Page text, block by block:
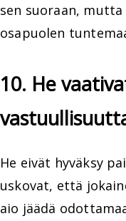
sen suoraan,
osapuolen
10. He
He eivät hyväksy
uskovat, että
aio jäädä